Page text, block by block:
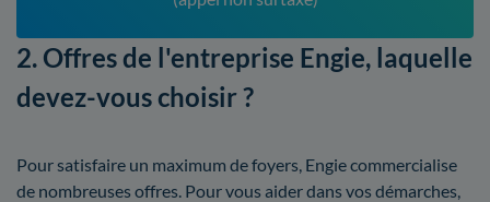
2. Offres de l'entreprise Engie, laquelle
devez-vous choisir ?
Pour satisfaire un maximum de foyers, Engie commercialise
de nombreuses offres. Pour vous aider dans vos démarches,